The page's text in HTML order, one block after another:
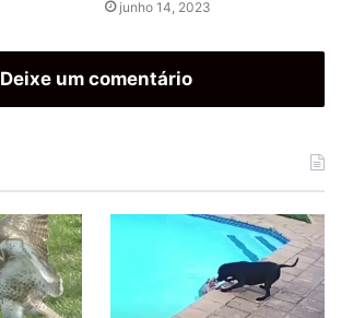
junho 14, 2023
Deixe um comentário